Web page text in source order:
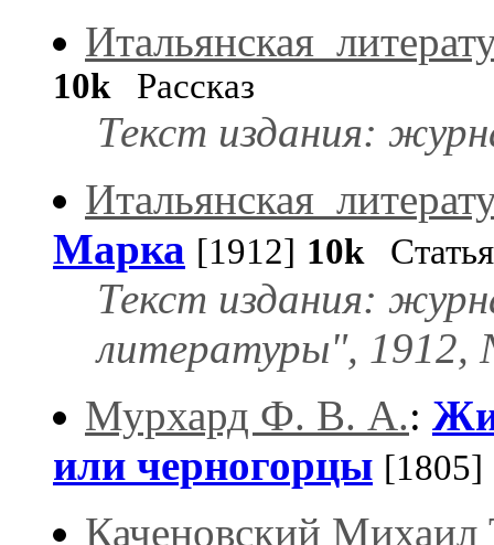
10kРассказ
Текст издания:
Марка [1912] 10kСтатья
Текст издания:
литературы", 1912,
Мурхард Ф. В. А.:
или черногорцы [1805]
Каченовский